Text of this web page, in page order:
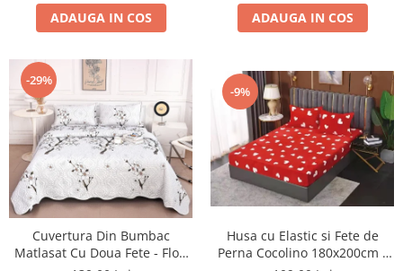
ADAUGA IN COS ADAUGA IN COS
-29%
Cuvertura Din Bumbac
Matlasat Cu Doua Fete - Flori
-9%
Husa cu Elastic si Fete de
Perna Cocolino 180x200cm -